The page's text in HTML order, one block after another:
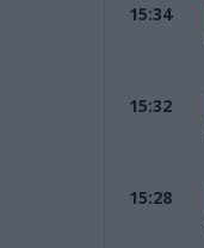
15:34
15:32
15:28